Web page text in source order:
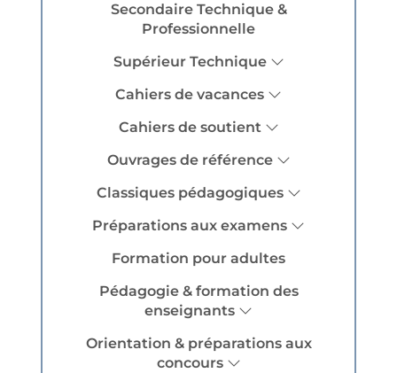
Secondaire Technique &
Professionnelle
Supérieur Technique
Cahiers de vacances
Cahiers de soutient
Ouvrages de référence
Classiques pédagogiques
Préparations aux examens
Formation pour adultes
Pédagogie & formation des
enseignants
Orientation & préparations aux
concours